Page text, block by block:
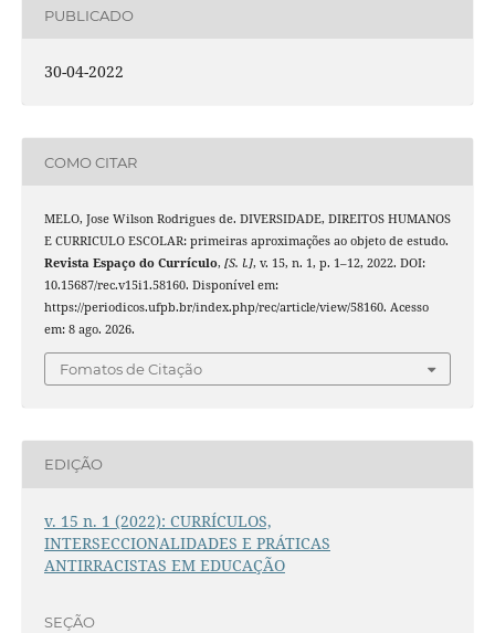
PUBLICADO
30-04-2022
COMO CITAR
MELO, Jose Wilson Rodrigues de. DIVERSIDADE, DIREITOS HUMANOS
E CURRICULO ESCOLAR: primeiras aproximações ao objeto de estudo.
Revista Espaço do Currículo, [S. l.], v. 15, n. 1, p. 1–12, 2022. DOI:
10.15687/rec.v15i1.58160. Disponível em:
https://periodicos.ufpb.br/index.php/rec/article/view/58160. Acesso
em: 8 ago. 2026.
Fomatos de Citação
EDIÇÃO
v. 15 n. 1 (2022): CURRÍCULOS,
INTERSECCIONALIDADES E PRÁTICAS
ANTIRRACISTAS EM EDUCAÇÃO
SEÇÃO